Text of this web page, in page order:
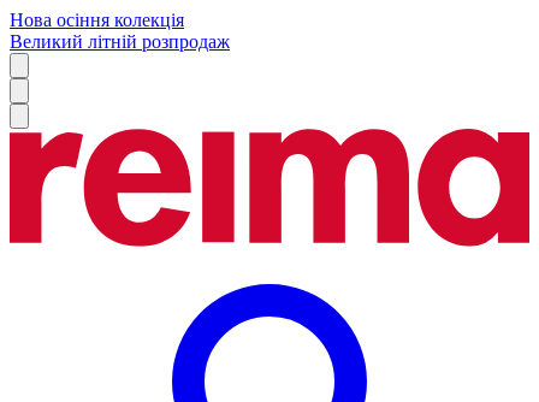
Нова осіння колекція
Великий літній розпродаж